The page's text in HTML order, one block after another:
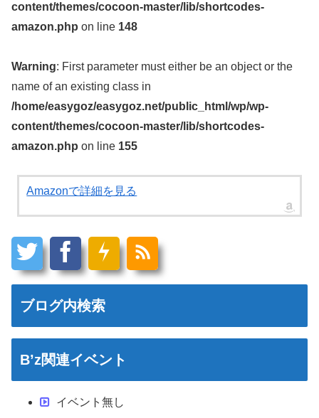
content/themes/cocoon-master/lib/shortcodes-
amazon.php on line 148
Warning: First parameter must either be an object or the
name of an existing class in
/home/easygoz/easygoz.net/public_html/wp/wp-
content/themes/cocoon-master/lib/shortcodes-
amazon.php on line 155
Amazonで詳細を見る
ブログ内検索
B’z関連イベント
イベント無し